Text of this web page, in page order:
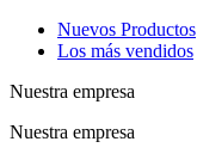
Nuevos Productos
Los más vendidos
Nuestra empresa
Nuestra empresa